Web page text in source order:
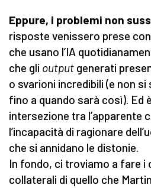
Eppure, i problemi non
risposte venissero prese
che usano l’IA
che gli output generati
o svarioni incredibili (e non si
fino a quando sarà così). Ed
intersezione tra l’apparente
l’incapacità di ragionare
che si annidano le distonie.
In fondo, ci troviamo a fare
collaterali di quello che